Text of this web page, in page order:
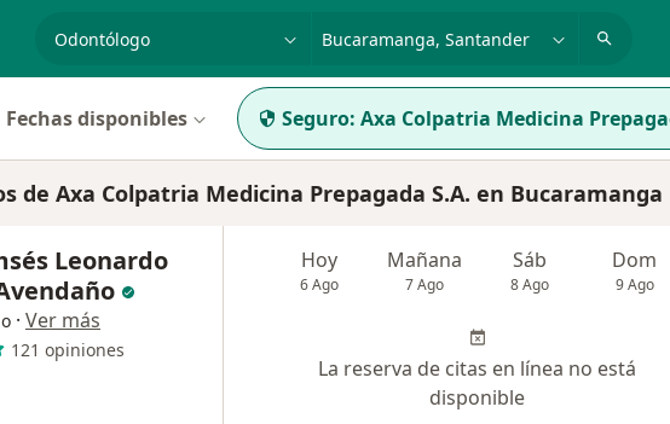
especialidad, enfermedad o nombre
Fechas disponibles Seguro: Axa Colpatria Medicina
de Axa Colpatria Medicina Prepagada S.A. en Bucaramanga
Leonardo
· Ver más
121 opiniones
Hoy
6 Ago
Mañana
7 Ago
Sáb
8 Ago
Dom
9 Ago
La reserva de citas en línea no está
disponible